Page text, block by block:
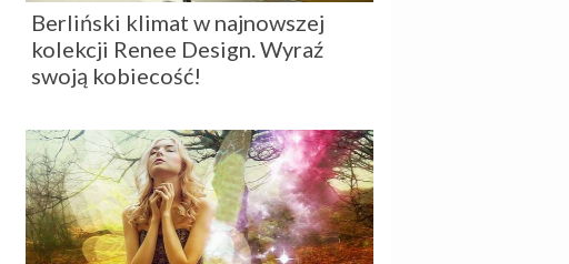
Berliński klimat w najnowszej
kolekcji Renee Design. Wyraź
swoją kobiecość!